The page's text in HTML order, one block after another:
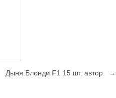
Дыня Блонди F1 15 шт. автор. →